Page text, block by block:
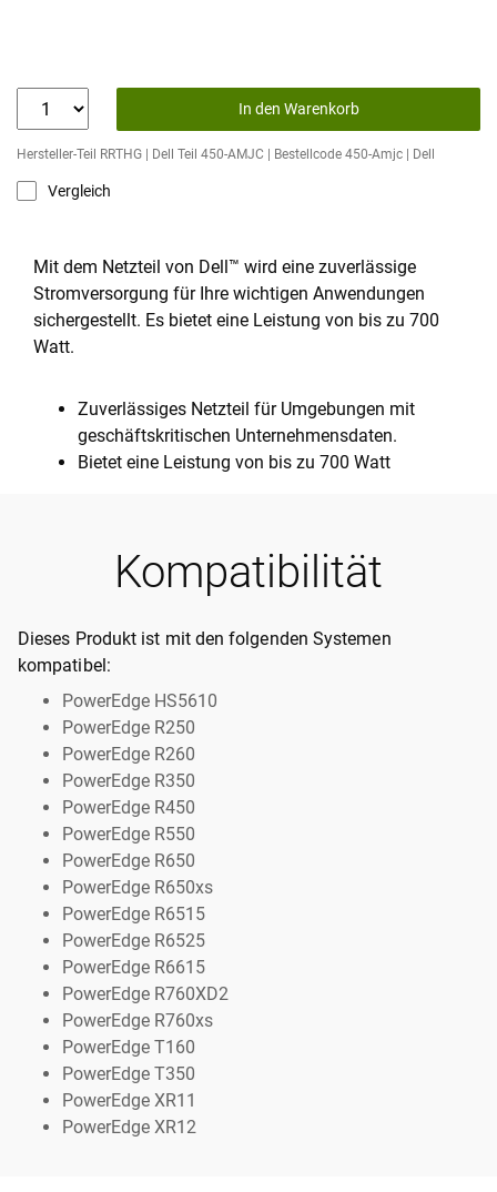
In den Warenkorb
Hersteller-Teil RRTHG | Dell Teil 450-AMJC | Bestellcode 450-Amjc | Dell
Vergleich
Mit dem Netzteil von Dell™ wird eine zuverlässige
Stromversorgung für Ihre wichtigen Anwendungen
sichergestellt. Es bietet eine Leistung von bis zu 700
Watt.
Zuverlässiges Netzteil für Umgebungen mit
geschäftskritischen Unternehmensdaten.
Bietet eine Leistung von bis zu 700 Watt
Kompatibilität
Dieses Produkt ist mit den folgenden Systemen
kompatibel:
PowerEdge HS5610
PowerEdge R250
PowerEdge R260
PowerEdge R350
PowerEdge R450
PowerEdge R550
PowerEdge R650
PowerEdge R650xs
PowerEdge R6515
PowerEdge R6525
PowerEdge R6615
PowerEdge R760XD2
PowerEdge R760xs
PowerEdge T160
PowerEdge T350
PowerEdge XR11
PowerEdge XR12